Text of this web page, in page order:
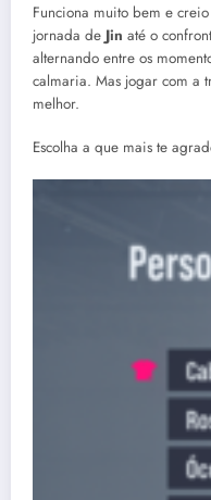
Funciona muito bem e
jornada de Jin até o
alternando entre os
calmaria. Mas jogar com a
melhor.
Escolha a que mais te